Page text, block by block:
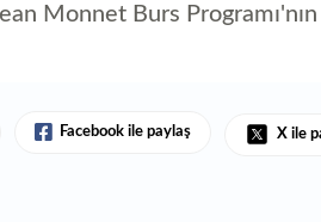
Jean Monnet Burs
Facebook ile paylaş X ile